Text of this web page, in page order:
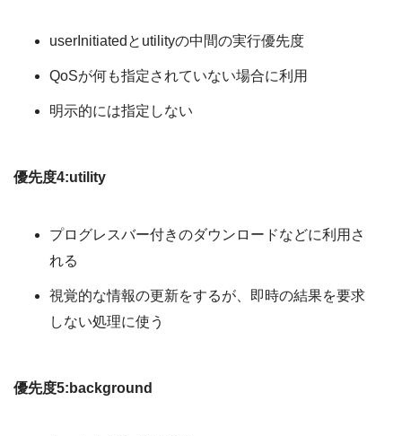
userInitiatedとutilityの中間の実行優先度
QoSが何も指定されていない場合に利用
明示的には指定しない
優先度4:utility
プログレスバー付きのダウンロードなどに利用さ
れる
視覚的な情報の更新をするが、即時の結果を要求
しない処理に使う
優先度5:background